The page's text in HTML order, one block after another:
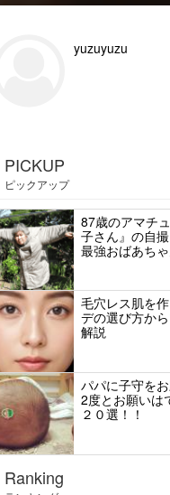
yuzuyuzu
PICKUP
ピックアップ
87歳のアマチ
子さん』の自
最強おばあち
毛穴レス肌を
デの選び方か
解説
パパに子守を
2度とお願いは
２０選！！
Ranking